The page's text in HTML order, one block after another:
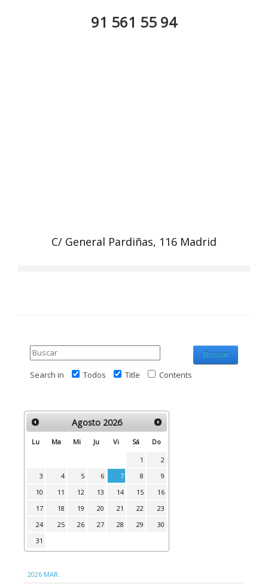
91 561 55 94
C/ General Pardiñas, 116 Madrid
Buscar
Search in
Todos Title Contents
Agosto 2026
Lu Ma Mi Ju Vi Sá Do
1
2
3
4 5 6 7 8
9
10
11 12 13 14 15
16
17
18 19 20 21 22
23
24
25 26 27 28 29
30
31
2026 MAR.